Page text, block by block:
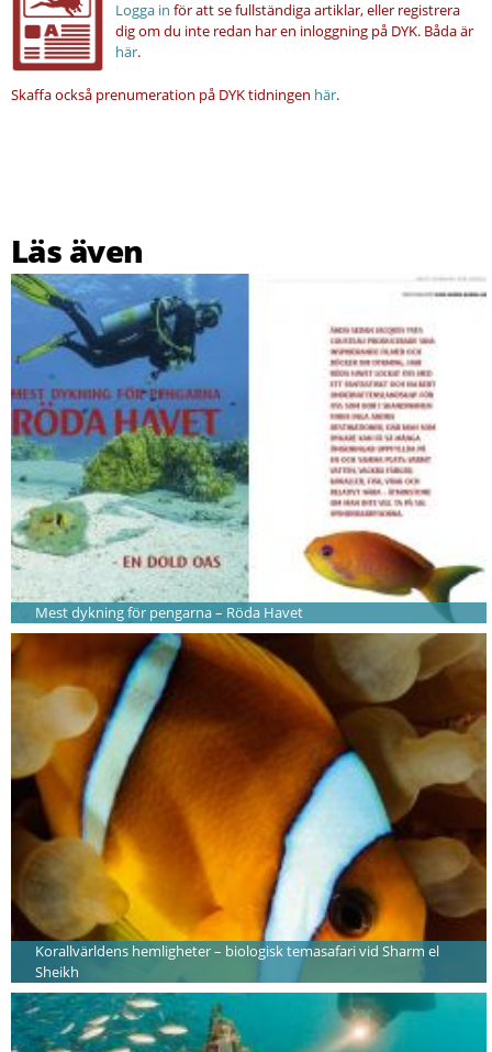
Logga in för att se fullständiga artiklar, eller registrera
dig om du inte redan har en inloggning på DYK. Båda är
här.
Skaffa också prenumeration på DYK tidningen här.
Läs även
Mest dykning för pengarna – Röda Havet
Korallvärldens hemligheter – biologisk temasafari vid Sharm el
Sheikh